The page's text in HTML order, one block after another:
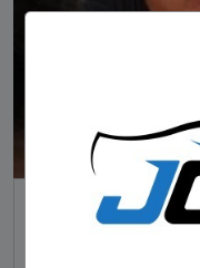
NOTÍCIAS